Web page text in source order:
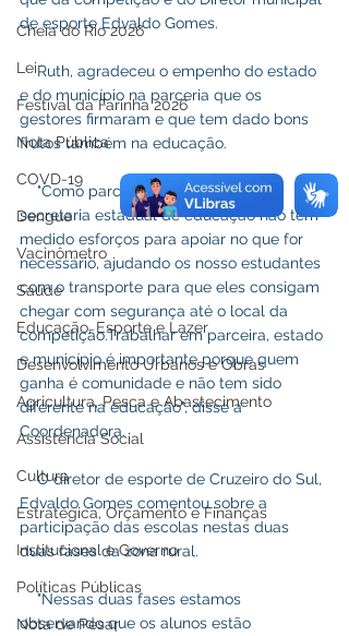
Cheia do Rio 2026
Lei
Festival da Farinha 2026
Nota Pública
COVD-19
Dengue
Vacinômetro
Saúde
Educação, Esporte e Lazer
Desenvolvimento Urbanos e Obras
Agricultura, Pesca e Abastecimento
Assistência Social
Cultura
Estratégica, Orçamento e Finanças
Institucional e Governo
Políticas Públicas
Nota de Pesar
de esporte Edvaldo Gomes.
    Ruth, agradeceu o empenho do estado
e do município na parceria que os
gestores firmaram e que tem dado bons
frutos também na educação.
secretaria estadual de educação não tem
medido esforços para apoiar no que for
necessário, ajudando os nosso estudantes
com o transporte para que eles consigam
chegar com segurança até o local da
competição.Trabalhar em parceira, estado
e município é importante porque quem
ganha é comunidade e não tem sido
diferente na educação", disse a
Coordenadora.
    O diretor de esporte de Cruzeiro do Sul,
Edvaldo Gomes comentou sobre a
participação das escolas nestas duas
duas fases da zona rural.
observando que os alunos estão